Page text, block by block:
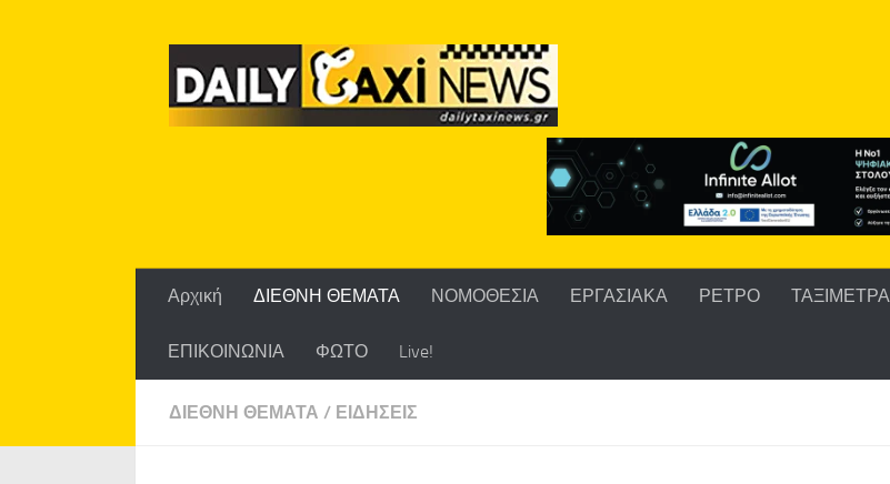
Αρχική ΔΙΕΘΝΗ ΘΕΜΑΤΑ ΝΟΜΟΘΕΣΙΑ ΕΡΓΑΣΙΑΚΑ ΡΕΤΡΟ ΤΑΞΙΜΕΤΡΑ
ΕΠΙΚΟΙΝΩΝΙΑ ΦΩΤΟ Live!
ΔΙΕΘΝΗ ΘΕΜΑΤΑ / ΕΙΔΗΣΕΙΣ